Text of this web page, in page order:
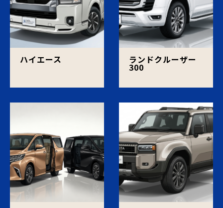
ハイエース ランドクルーザー
300